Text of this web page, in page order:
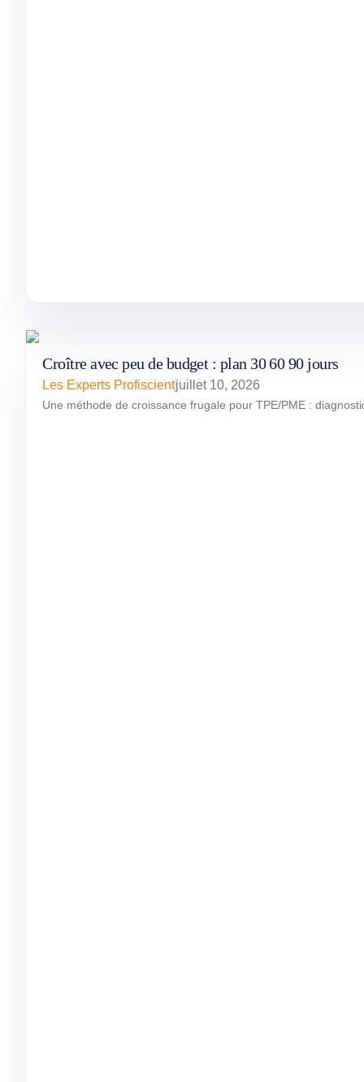
Croître avec peu de budget : plan 30 60 90 jours
Les Experts Profiscientjuillet 10, 2026
Une méthode de croissance frugale pour TPE/PME :